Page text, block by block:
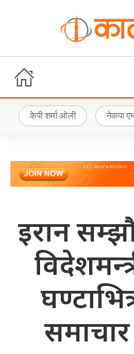
केपी शर्मा ओली नेकपा
इरान